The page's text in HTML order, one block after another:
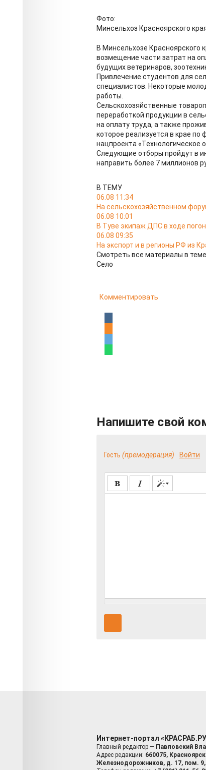
Фото:
Минсельхоз Красноярского
В Минсельхозе Красноярского
возмещение части затрат на
будущих ветеринаров,
Привлечение студентов для
специалистов. Некоторые
работы.
Сельскохозяйственные
переработкой продукции в
на оплату труда, а также
которое реализуется в крае
нацпроекта «Технологическое
Следующие отборы пройдут в
направить более 7 миллионов
В ТЕМУ
06.08 11:34
На сельскохозяйственном
06.08 10:01
В Туве экипаж ДПС в ходе
06.08 09:35
На экспорт и в регионы РФ из
Смотреть все материалы в теме
Село
Комментировать
Напишите свой
Гость (премодерация) Войти
Интернет-портал
Главный редактор — Павловский
Адрес редакции: 660075,
Железнодорожников, д. 17, пом.